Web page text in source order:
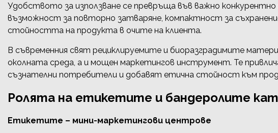
Удобството за използване се превръща във важно
възможност за повторно затваряне, компактност за
стойността на продукта в очите на клиента.
В съвременния свят рециклируемите и биоразградимите
околната среда, а и мощен маркетингов инструмент. Те
съзнателни потребители и добавят етична стойност към
Ролята на етикетите и бандеролите
Етикетите – мини-маркетингови центрове